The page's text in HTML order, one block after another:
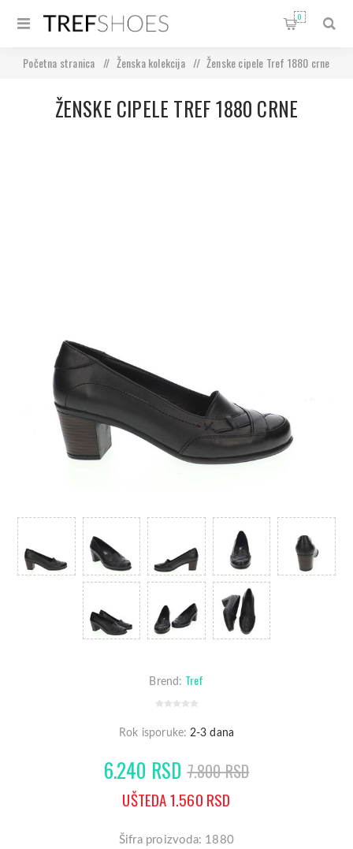
0
Početna stranica / Ženska kolekcija / Ženske cipele Tref 1880 crne
ŽENSKE CIPELE TREF 1880 CRNE
Brend: Tref
Rok isporuke: 2-3 dana
6.240 RSD 7.800 RSD
UŠTEDA 1.560 RSD
Šifra proizvoda: 1880